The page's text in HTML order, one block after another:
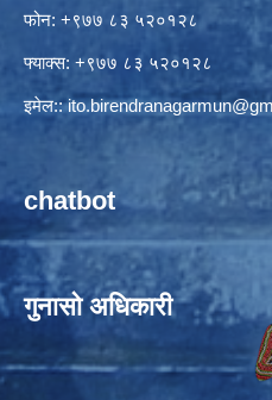
फोन: +९७७ ८३ ५२०१२८
फ्याक्स: +९७७ ८३ ५२०१२८
इमेल::
chatbot
गुनासो अधिकारी